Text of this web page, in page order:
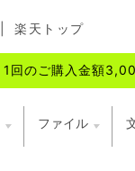
楽天トップ
1回のご購入金額
ファイル